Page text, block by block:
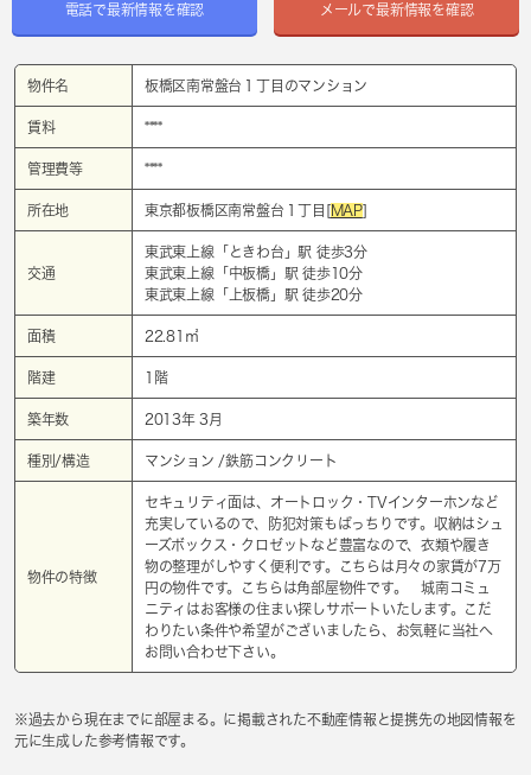
電話で最新情報を確認 メールで最新情報を確認
物件名 板橋区南常盤台１丁目のマンション
賃料 ****
管理費等 ****
所在地 東京都板橋区南常盤台１丁目[MAP]
交通
東武東上線「 ときわ台 」駅 徒歩3分
東武東上線「 中板橋」駅 徒歩10分
東武東上線「
上板橋」駅 徒歩20分
面積 22.81㎡
階建 1階
築年数 2013年 3月
種別/構造 マンション /鉄筋コンクリート
物件の特徴
セキュリティ面は、オートロック・TVインターホンなど
充実しているので、防犯対策もばっちりです。収納はシュ
ーズボックス・クロゼットなど豊富なので、衣類や履き
物の整理がしやすく便利です。こちらは月々の家賃が7万
円の物件です。こちらは角部屋物件です。 城南コミュ
ニティはお客様の住まい探しサポートいたします。こだ
わりたい条件や希望がございましたら、お気軽に当社へ
お問い合わせ下さい。
※過去から現在までに部屋まる。に掲載された不動産情報と提携先の地図情報を
元に生成した参考情報です。